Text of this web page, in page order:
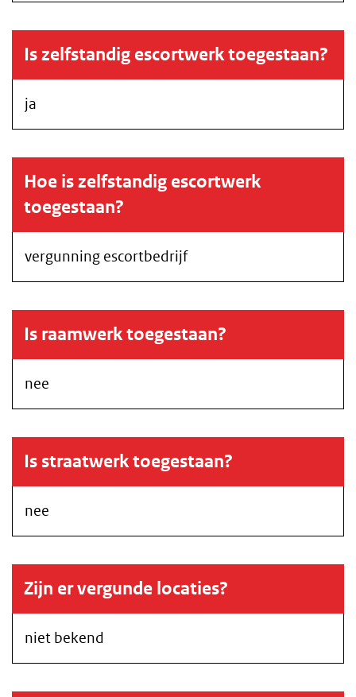
Is zelfstandig escortwerk toegestaan?
ja
Hoe is zelfstandig escortwerk
toegestaan?
vergunning escortbedrijf
Is raamwerk toegestaan?
nee
Is straatwerk toegestaan?
nee
Zijn er vergunde locaties?
niet bekend